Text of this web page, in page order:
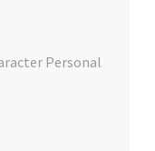
Personal